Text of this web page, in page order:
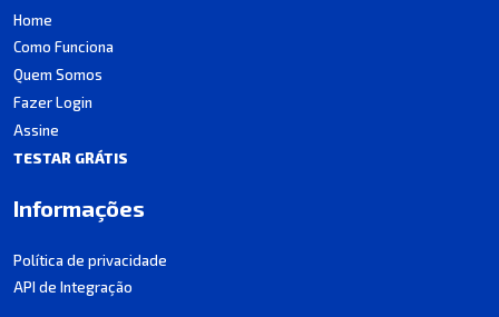
Home
Como Funciona
Quem Somos
Fazer Login
Assine
TESTAR GRÁTIS
Informações
Política de privacidade
API de Integração